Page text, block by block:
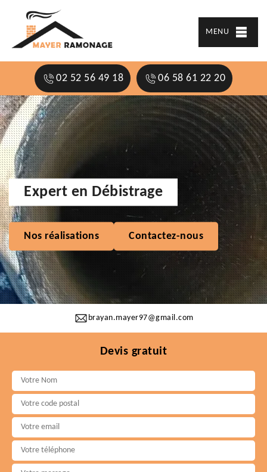
MENU
02 52 56 49 18 06 58 61 22 20
brayan.mayer97@gmail.com
Expert en Débistrage
Nos réalisations Contactez-nous
Devis gratuit